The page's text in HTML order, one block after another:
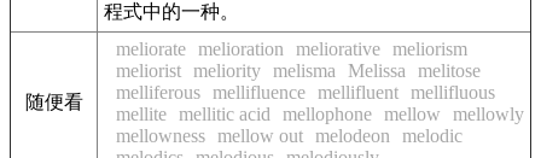
程式中的一种。
随便看
meliorate melioration meliorative meliorism
meliorist meliority melisma Melissa
melitose
melliferous mellifluence mellifluent mellifluous
mellite mellitic acid mellophone mellow
mellowly
mellowness mellow out melodeon
melodic